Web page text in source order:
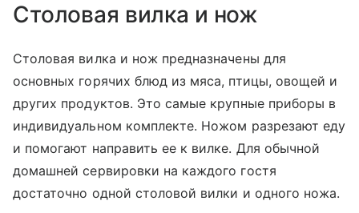
Столовая вилка и нож
Столовая вилка и нож предназначены для
основных горячих блюд из мяса, птицы, овощей и
других продуктов. Это самые крупные приборы в
индивидуальном комплекте. Ножом разрезают еду
и помогают направить ее к вилке. Для обычной
домашней сервировки на каждого гостя
достаточно одной столовой вилки и одного ножа.